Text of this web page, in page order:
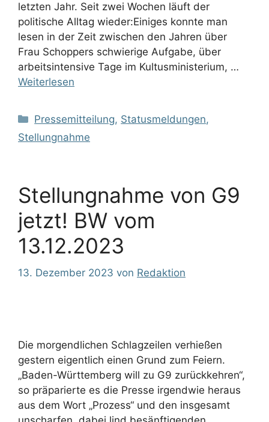
letzten Jahr. Seit zwei Wochen läuft der
politische Alltag wieder:Einiges konnte man
lesen in der Zeit zwischen den Jahren über
Frau Schoppers schwierige Aufgabe, über
arbeitsintensive Tage im Kultusministerium, …
Weiterlesen
Kategorien
Pressemitteilung, Statusmeldungen,
Stellungnahme
Stellungnahme von G9
jetzt! BW vom
13.12.2023
13. Dezember 2023 von Redaktion
Die morgendlichen Schlagzeilen verhießen
gestern eigentlich einen Grund zum Feiern.
„Baden-Württemberg will zu G9 zurückkehren“,
so präparierte es die Presse irgendwie heraus
aus dem Wort „Prozess“ und den insgesamt